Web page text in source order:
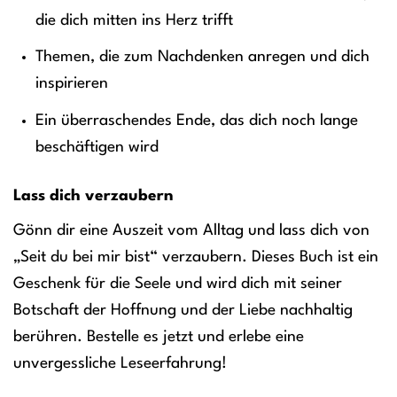
die dich mitten ins Herz trifft
Themen, die zum Nachdenken anregen und dich
inspirieren
Ein überraschendes Ende, das dich noch lange
beschäftigen wird
Lass dich verzaubern
Gönn dir eine Auszeit vom Alltag und lass dich von
„Seit du bei mir bist“ verzaubern. Dieses Buch ist ein
Geschenk für die Seele und wird dich mit seiner
Botschaft der Hoffnung und der Liebe nachhaltig
berühren. Bestelle es jetzt und erlebe eine
unvergessliche Leseerfahrung!